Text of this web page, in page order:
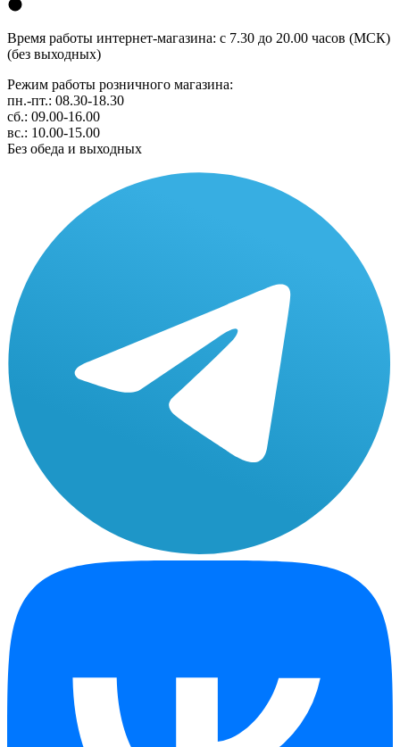
Время работы интернет-магазина: с 7.30 до 20.00 часов (МСК)
(без выходных)
Режим работы розничного магазина:
пн.-пт.: 08.30-18.30
сб.: 09.00-16.00
вс.: 10.00-15.00
Без обеда и выходных